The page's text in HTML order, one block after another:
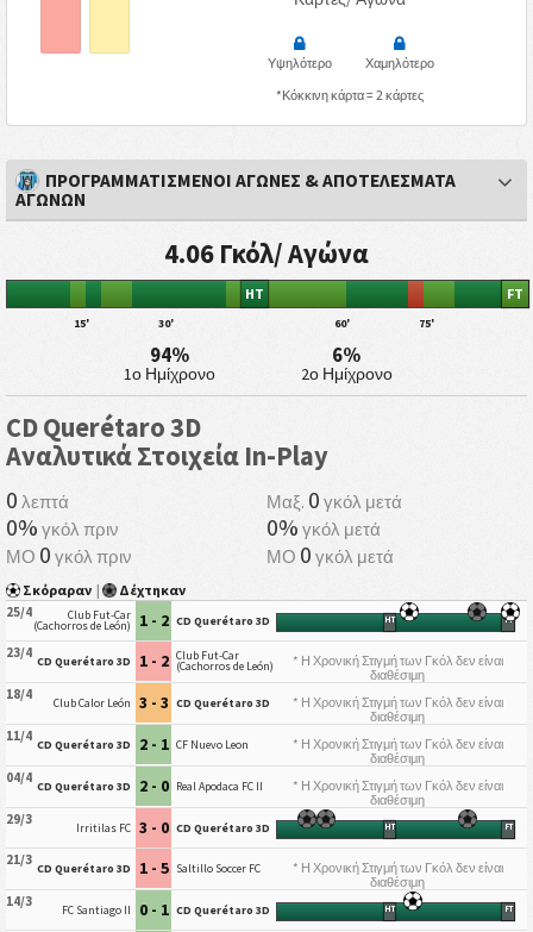
Υψηλότερο
Χαμηλότερο
*Κόκκινη κάρτα = 2 κάρτες
ΠΡΟΓΡΑΜΜΑΤΙΣΜΕΝΟΙ ΑΓΩΝΕΣ & ΑΠΟΤΕΛΕΣΜΑΤΑ
ΑΓΩΝΩΝ
4.06 Γκόλ/ Αγώνα
15' 30'
HT
60' 75'
FT
94%
1ο Ημίχρονο
6%
2ο Ημίχρονο
CD Querétaro 3D
Αναλυτικά Στοιχεία In-Play
0 λεπτά Μαξ. 0 γκόλ μετά
0% γκόλ πριν 0% γκόλ μετά
ΜΟ 0 γκόλ πριν ΜΟ 0 γκόλ μετά
Σκόραραν | Δέχτηκαν
25/4 Club Fut-Car
(Cachorros de León) 1 - 2 CD Querétaro 3D HT FT
23/4 CD Querétaro 3D 1 - 2 Club Fut-Car
(Cachorros de León)
* Η Χρονική Στιγμή των Γκόλ δεν είναι
διαθέσιμη
18/4
Club Calor León 3 - 3 CD Querétaro 3D
* Η Χρονική Στιγμή των Γκόλ δεν είναι
διαθέσιμη
11/4 CD Querétaro 3D 2 - 1 CF Nuevo Leon
* Η Χρονική Στιγμή των Γκόλ δεν είναι
διαθέσιμη
04/4 CD Querétaro 3D 2 - 0 Real Apodaca FC II
* Η Χρονική Στιγμή των Γκόλ δεν είναι
διαθέσιμη
29/3
Irritilas FC 3 - 0 CD Querétaro 3D HT FT
21/3 CD Querétaro 3D 1 - 5 Saltillo Soccer FC
* Η Χρονική Στιγμή των Γκόλ δεν είναι
διαθέσιμη
14/3
FC Santiago II 0 - 1 CD Querétaro 3D HT FT